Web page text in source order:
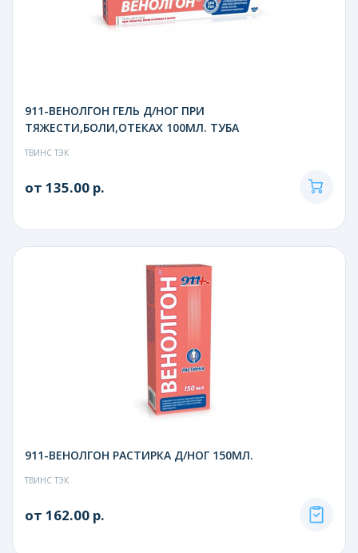
911-ВЕНОЛГОН ГЕЛЬ Д/НОГ ПРИ
ТЯЖЕСТИ,БОЛИ,ОТЕКАХ 100МЛ. ТУБА
ТВИНС ТЭК
от 135.00 р.
911-ВЕНОЛГОН РАСТИРКА Д/НОГ 150МЛ.
ТВИНС ТЭК
от 162.00 р.